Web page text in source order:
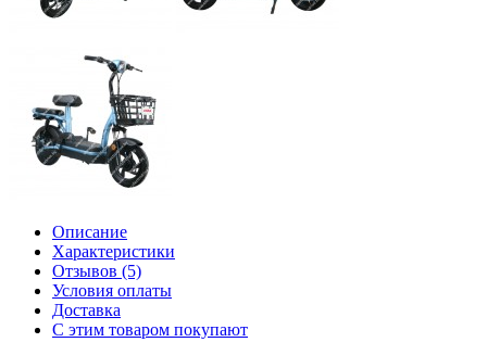
Описание
Характеристики
Отзывов (5)
Условия оплаты
Доставка
С этим товаром покупают